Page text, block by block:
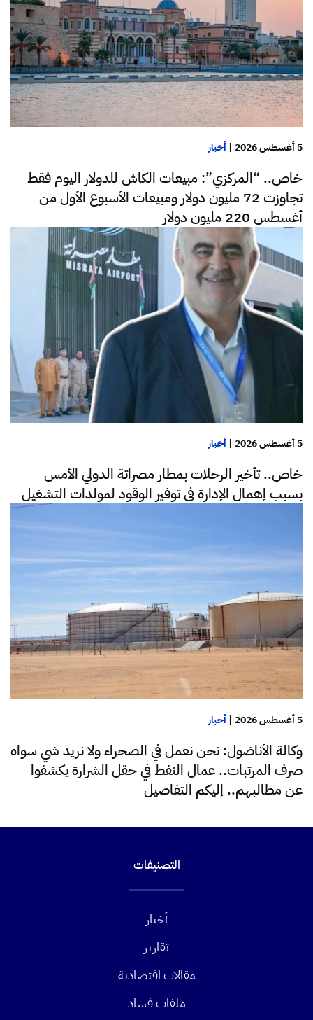
5 أغسطس 2026 | أخبار
خاص.. “المركزي”: مبيعات الكاش للدولار اليوم فقط
تجاوزت 72 مليون دولار ومبيعات الأسبوع الأول من
أغسطس 220 مليون دولار
5 أغسطس 2026 | أخبار
خاص.. تأخير الرحلات بمطار مصراتة الدولي الأمس
بسبب إهمال الإدارة في توفير الوقود لمولدات التشغيل
5 أغسطس 2026 | أخبار
وكالة الأناضول: نحن نعمل في الصحراء ولا نريد شي سواه
صرف المرتبات.. عمال النفط في حقل الشرارة يكشفوا
عن مطالبهم.. إليكم التفاصيل
التصنيفات
أخبار
تقارير
مقالات اقتصادية
ملفات فساد